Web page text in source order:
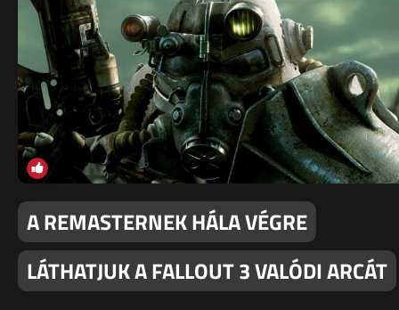
A REMASTERNEK HÁLA VÉGRE
LÁTHATJUK A FALLOUT 3 VALÓDI ARCÁT